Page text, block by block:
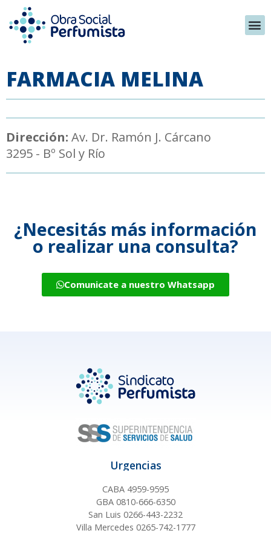
FARMACIA MELINA
Dirección: Av. Dr. Ramón J. Cárcano
3295 - Bº Sol y Río
¿Necesitás más información
o realizar una consulta?
Comunicate a nuestro Whatsapp
Urgencias
CABA 4959-9595
GBA 0810-666-6350
San Luis 0266-443-2232
Villa Mercedes 0265-742-1777